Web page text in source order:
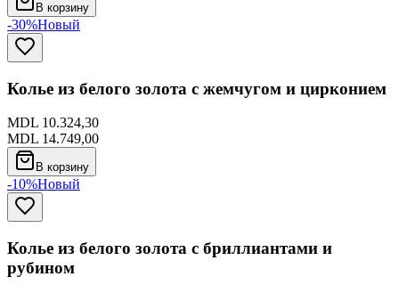
В корзину
-30%Новый
Колье из белого золота с жемчугом и цирконием
MDL 10.324,30
MDL 14.749,00
В корзину
-10%Новый
Колье из белого золота с бриллиантами и
рубином